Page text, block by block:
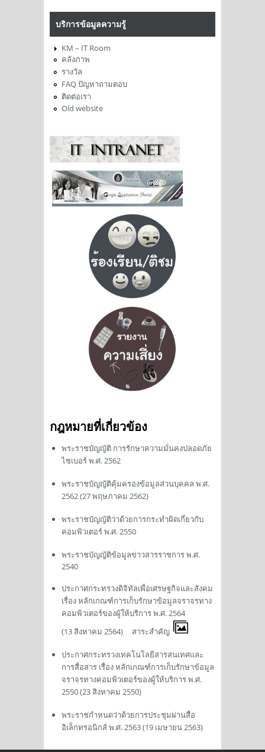
บริการข้อมูลความรู้
KM – IT Room
คลังภาพ
รางวัล
FAQ ปัญหาถามตอบ
ติดต่อเรา
Old website
กฎหมายที่เกี่ยวข้อง
พระราชบัญญัติ การรักษาความมั่นคงปลอดภัย
ไซเบอร์ พ.ศ. 2562
พระราชบัญญัติคุ้มครองข้อมูลส่วนบุคคล พ.ศ.
2562 (27 พฤษภาคม 2562)
พระราชบัญญัติว่าด้วยการกระทำผิดเกี่ยวกับ
คอมพิวเตอร์ พ.ศ. 2550
พระราชบัญญัติข้อมูลข่าวสารราชการ พ.ศ.
2540
ประกาศกระทรวงดิจิทัลเพื่อเศรษฐกิจและสังคม
เรื่อง หลักเกณฑ์การเก็บรักษาข้อมูลจราจรทาง
คอมพิวเตอร์ของผู้ให้บริการ พ.ศ. 2564
(13 สิงหาคม 2564)
สาระสำคัญ
ประกาศกระทรวงเทคโนโลยีสารสนเทศและ
การสื่อสาร เรื่อง หลักเกณฑ์การเก็บรักษาข้อมูล
จราจรทางคอมพิวเตอร์ของผู้ให้บริการ พ.ศ.
2550 (23 สิงหาคม 2550)
พระราชกำหนดว่าด้วยการประชุมผ่านสื่อ
อิเล็กทรอนิกส์ พ.ศ. 2563 (19 เมษายน 2563)